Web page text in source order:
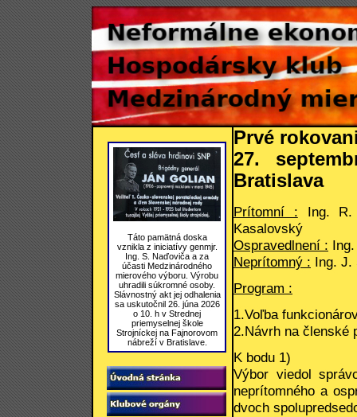
Táto pamätná doska
vznikla z iniciatívy genmjr.
Ing. S. Naďoviča a za
účasti Medzinárodného
mierového výboru. Výrobu
uhradili súkromné osoby.
Slávnostný akt jej odhalenia
sa uskutočnil 26. júna 2026
o 10. h v Strednej
priemyselnej škole
Strojníckej na Fajnorovom
nábreží v Bratislave.
Prvé
27.
Bratislava
Prítomní : Ing. R.
Kasalovský
Ospravedlnení :
Neprítomný : Ing. J.
Program :
1.Voľba
2.Návrh na členské
K bodu 1)
Výbor viedol
neprítomného a
dvoch